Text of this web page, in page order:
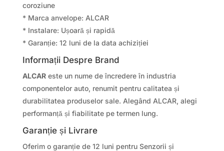
coroziune
* Marca anvelope: ALCAR
* Instalare: Ușoară și rapidă
* Garanție: 12 luni de la data achiziției
Informații Despre Brand
ALCAReste un nume de încredere în industria
componentelor auto, renumit pentru calitatea și
durabilitatea produselor sale. Alegând ALCAR, alegi
performanță și fiabilitate pe termen lung.
Garanție și Livrare
Oferim o garanție de 12 luni pentru Senzorii și